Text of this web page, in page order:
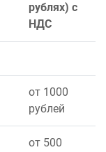
рублях) с
НДС
от 1000
рублей
от 500